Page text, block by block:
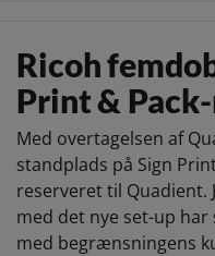
Ricoh
Print &
Med overtagelsen af
standplads på Sign
reserveret til
med det nye set-up har
med begrænsningens